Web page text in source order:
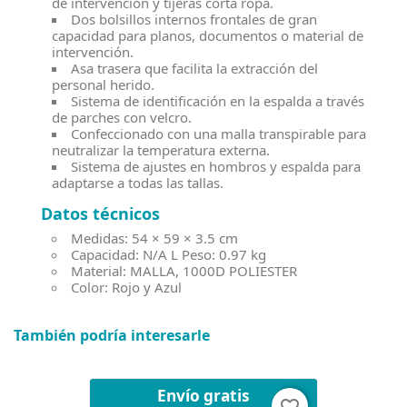
Dos bolsillos internos frontales de gran
capacidad para planos, documentos o material de
intervención.
Asa trasera que facilita la extracción del
personal herido.
Sistema de identificación en la espalda a través
de parches con velcro.
Confeccionado con una malla transpirable para
neutralizar la temperatura externa.
Sistema de ajustes en hombros y espalda para
adaptarse a todas las tallas.
Datos técnicos
Medidas: 54 × 59 × 3.5 cm
Capacidad: N/A L Peso: 0.97 kg
Material: MALLA, 1000D POLIESTER
Color: Rojo y Azul
También podría interesarle
Envío gratis